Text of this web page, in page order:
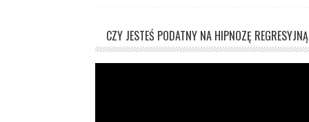
CZY JESTEŚ PODATNY NA HIPNOZĘ